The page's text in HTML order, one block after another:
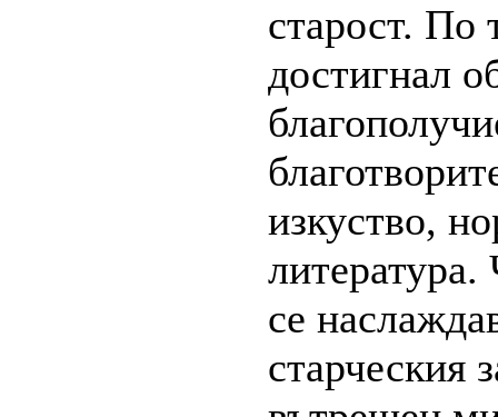
старост. По
достигнал
изкуство,
литература.
се
старческия